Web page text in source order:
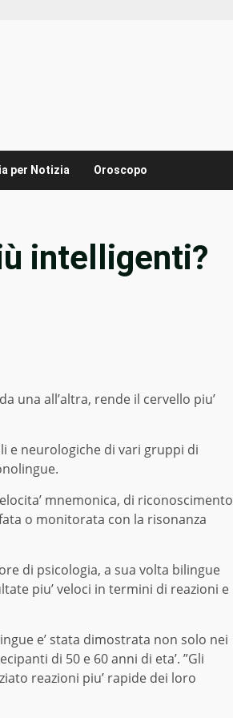
per Notizia Oroscopo
intelligenti?
una all’altra, rende il cervello piu’
e neurologiche di vari gruppi di
mnemonica, di riconoscimento
o monitorata con la risonanza
di psicologia, a sua volta bilingue
piu’ veloci in termini di reazioni e
e’ stata dimostrata non solo nei
di 50 e 60 anni di eta’. ”Gli
reazioni piu’ rapide dei loro